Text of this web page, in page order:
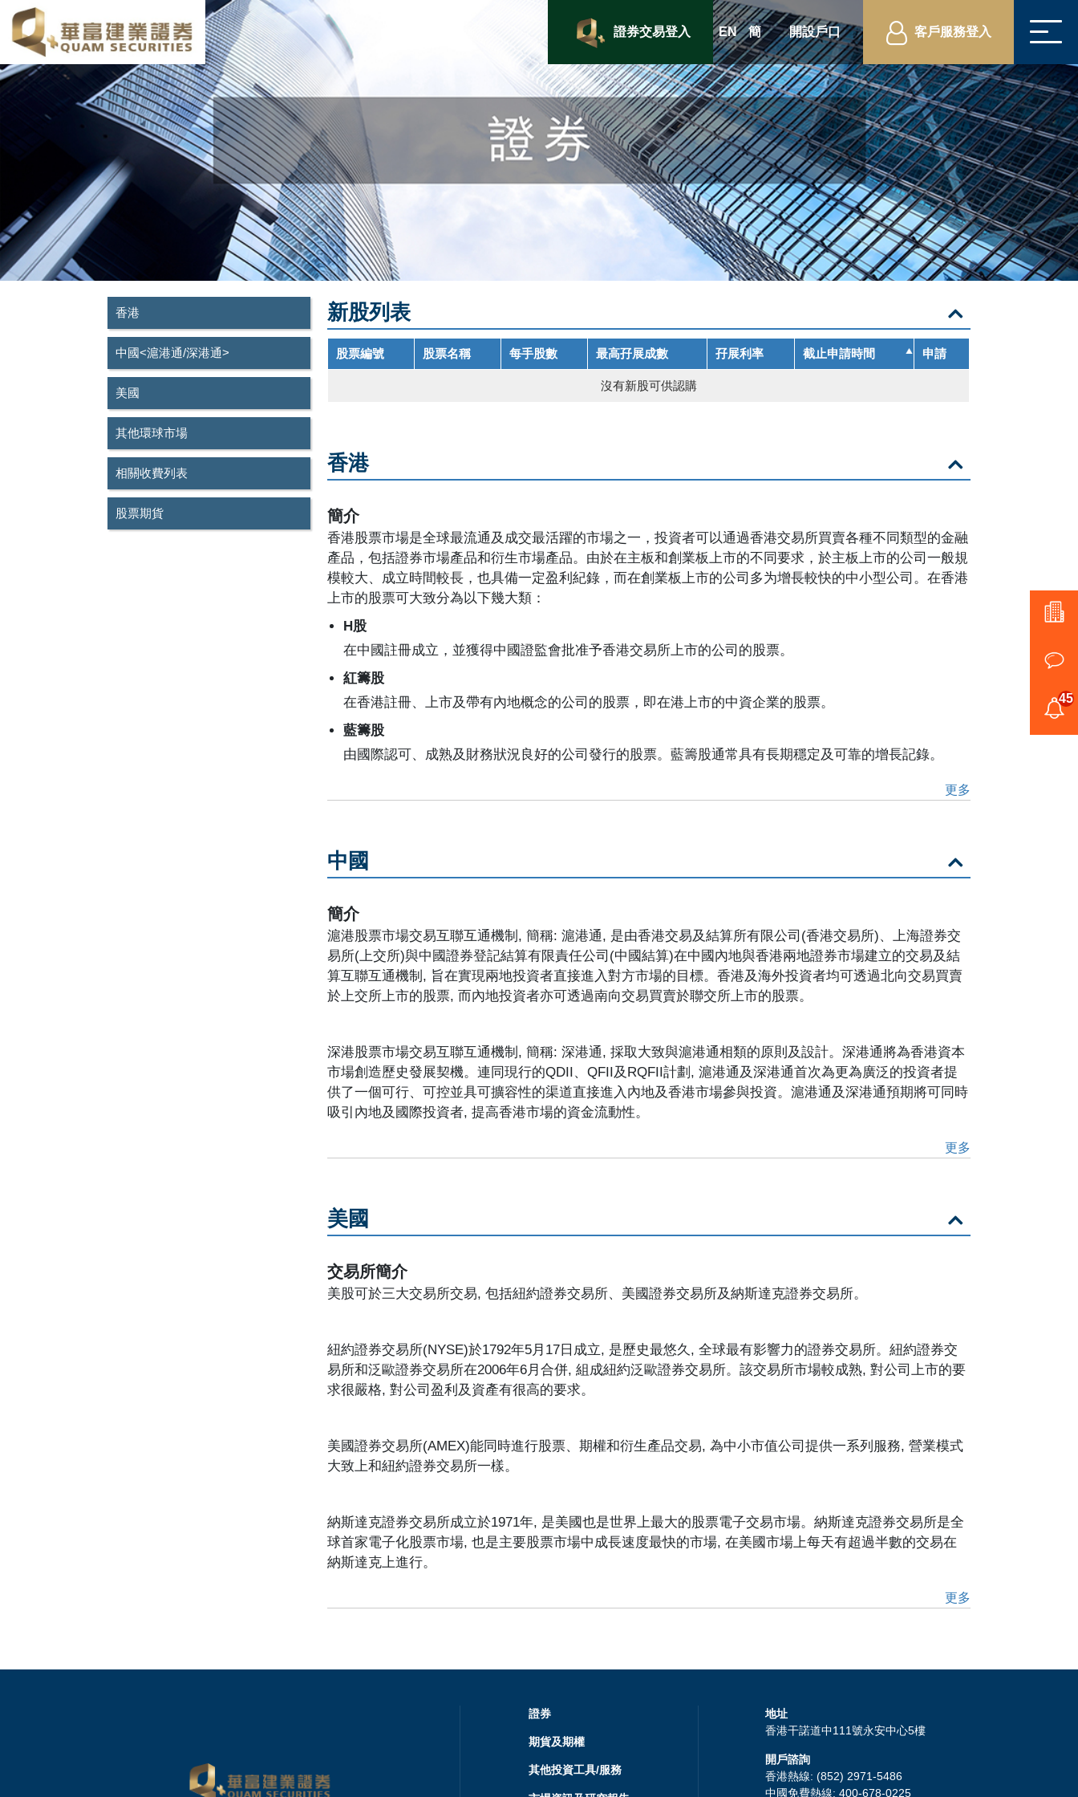
45
客戶服務登入
開設戶口
EN 簡
證券交易登入
香港
中國<滬港通/深港通>
美國
其他環球市場
相關收費列表
股票期貨
新股列表
股票編號 股票名稱 每手股數 最高孖展成數 孖展利率 截止申請時間 申請
沒有新股可供認購
香港
簡介
香港股票市場是全球最流通及成交最活躍的市場之一，投資者可以通過香港交易所買賣各種不同類型的金融
產品，包括證券市場產品和衍生市場產品。由於在主板和創業板上市的不同要求，於主板上市的公司一般規
模較大、成立時間較長，也具備一定盈利紀錄，而在創業板上市的公司多为增長較快的中小型公司。在香港
上市的股票可大致分為以下幾大類：
H股
在中國註冊成立，並獲得中國證監會批准予香港交易所上市的公司的股票。
紅籌股
在香港註冊、上市及帶有內地概念的公司的股票，即在港上市的中資企業的股票。
藍籌股
由國際認可、成熟及財務狀況良好的公司發行的股票。藍籌股通常具有長期穩定及可靠的增長記錄。
更多
中國
簡介
滬港股票市場交易互聯互通機制, 簡稱: 滬港通, 是由香港交易及結算所有限公司(香港交易所)、上海證券交
易所(上交所)與中國證券登記結算有限責任公司(中國結算)在中國內地與香港兩地證券市場建立的交易及結
算互聯互通機制, 旨在實現兩地投資者直接進入對方市場的目標。香港及海外投資者均可透過北向交易買賣
於上交所上市的股票, 而內地投資者亦可透過南向交易買賣於聯交所上市的股票。
深港股票市場交易互聯互通機制, 簡稱: 深港通, 採取大致與滬港通相類的原則及設計。深港通將為香港資本
市場創造歷史發展契機。連同現行的QDII、QFII及RQFII計劃, 滬港通及深港通首次為更為廣泛的投資者提
供了一個可行、可控並具可擴容性的渠道直接進入內地及香港市場參與投資。滬港通及深港通預期將可同時
吸引內地及國際投資者, 提高香港市場的資金流動性。
更多
美國
交易所簡介
美股可於三大交易所交易, 包括紐約證券交易所、美國證券交易所及納斯達克證券交易所。
紐約證券交易所(NYSE)於1792年5月17日成立, 是歷史最悠久, 全球最有影響力的證券交易所。紐約證券交
易所和泛歐證券交易所在2006年6月合併, 組成紐約泛歐證券交易所。該交易所市場較成熟, 對公司上市的要
求很嚴格, 對公司盈利及資產有很高的要求。
美國證券交易所(AMEX)能同時進行股票、期權和衍生產品交易, 為中小市值公司提供一系列服務, 營業模式
大致上和紐約證券交易所一樣。
納斯達克證券交易所成立於1971年, 是美國也是世界上最大的股票電子交易市場。納斯達克證券交易所是全
球首家電子化股票市場, 也是主要股票市場中成長速度最快的市場, 在美國市場上每天有超過半數的交易在
納斯達克上進行。
更多
證券
期貨及期權
其他投資工具/服務
地址
香港干諾道中111號永安中心5樓
開戶諮詢
香港熱線: (852) 2971-5486
中國免費熱線: 400-678-0225